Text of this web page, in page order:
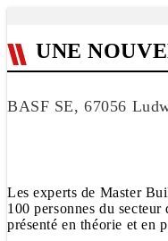
UNE
BASF SE, 67056
Les experts de Master
100 personnes du
présenté en théorie et en